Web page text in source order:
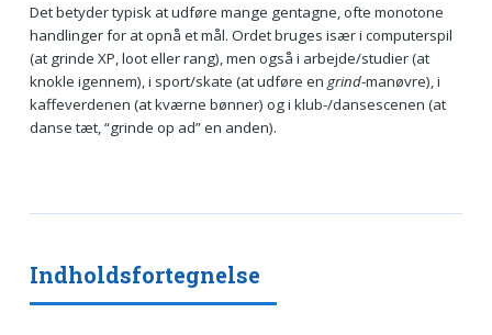
Det betyder typisk at udføre mange gentagne, ofte monotone
handlinger for at opnå et mål. Ordet bruges især i computerspil
(at grinde XP, loot eller rang), men også i arbejde/studier (at
knokle igennem), i sport/skate (at udføre en grind-manøvre), i
kaffeverdenen (at kværne bønner) og i klub-/dansescenen (at
danse tæt, “grinde op ad” en anden).
Indholdsfortegnelse